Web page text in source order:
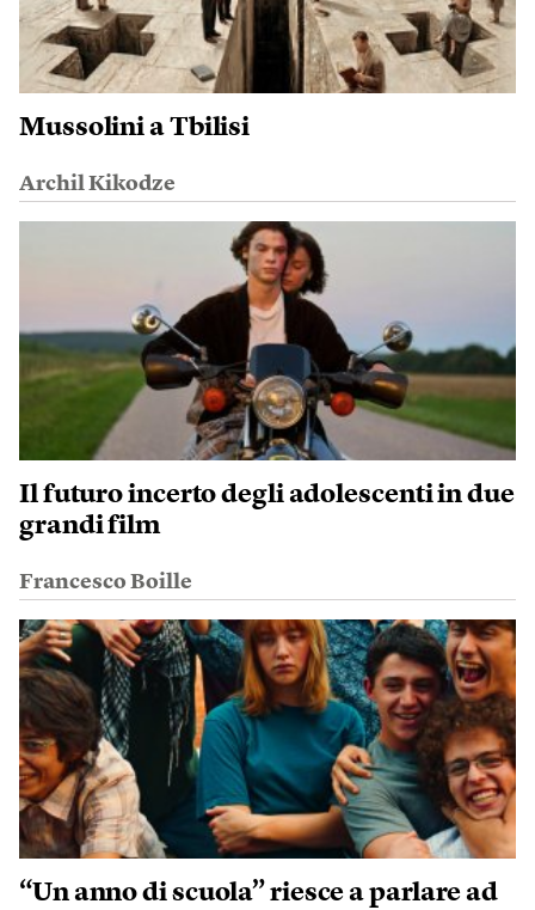
Mussolini a Tbilisi
Archil Kikodze
Il futuro incerto degli adolescenti in due
grandi film
Francesco Boille
“Un anno di scuola” riesce a parlare ad